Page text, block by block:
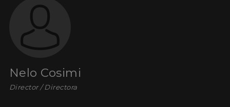
Nelo Cosimi
Director / Directora